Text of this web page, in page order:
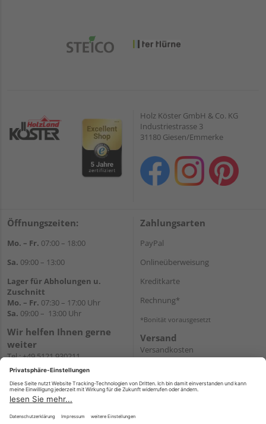
Holz Köster GmbH & Co. KG
Industriestrasse 3
31180 Giesen/Emmerke
Öffnungszeiten:
Mo. – Fr. 07:00 – 18:00
Sa. 09:00 – 13:00
Lager für Abholungen u.
Zuschnitt
Mo. – Fr. 07:30 – 17:00 Uhr
Sa. 09:00 – 13:00 Uhr
Wir helfen Ihnen gerne
weiter
Tel.:+49 5121 930211
E-Mail:holzlandshop@holzland-
Newsletter
Zahlungsarten
PayPal
Onlineüberweisung
Kreditkarte
Rechnung*
*Bonität vorausgesetzt
Versand
Versandkosten